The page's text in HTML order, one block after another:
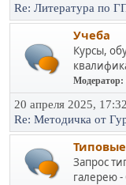
Re: Литература по
Учеба
Курсы,
Модератор:
20 апреля 2025,
Re: Методичка от
Запрос
галерею -